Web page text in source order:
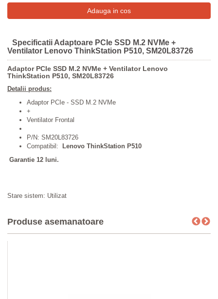
Specificatii Adaptoare PCIe SSD M.2 NVMe +
Ventilator Lenovo ThinkStation P510, SM20L83726
Adaptor PCIe SSD M.2 NVMe + Ventilator Lenovo
ThinkStation P510, SM20L83726
Detalii produs:
Adaptor PCIe - SSD M.2 NVMe
+
Ventilator Frontal
P/N: SM20L83726
Compatibil:
Lenovo ThinkStation P510
Garantie 12 luni.
Stare sistem: Utilizat
Produse asemanatoare